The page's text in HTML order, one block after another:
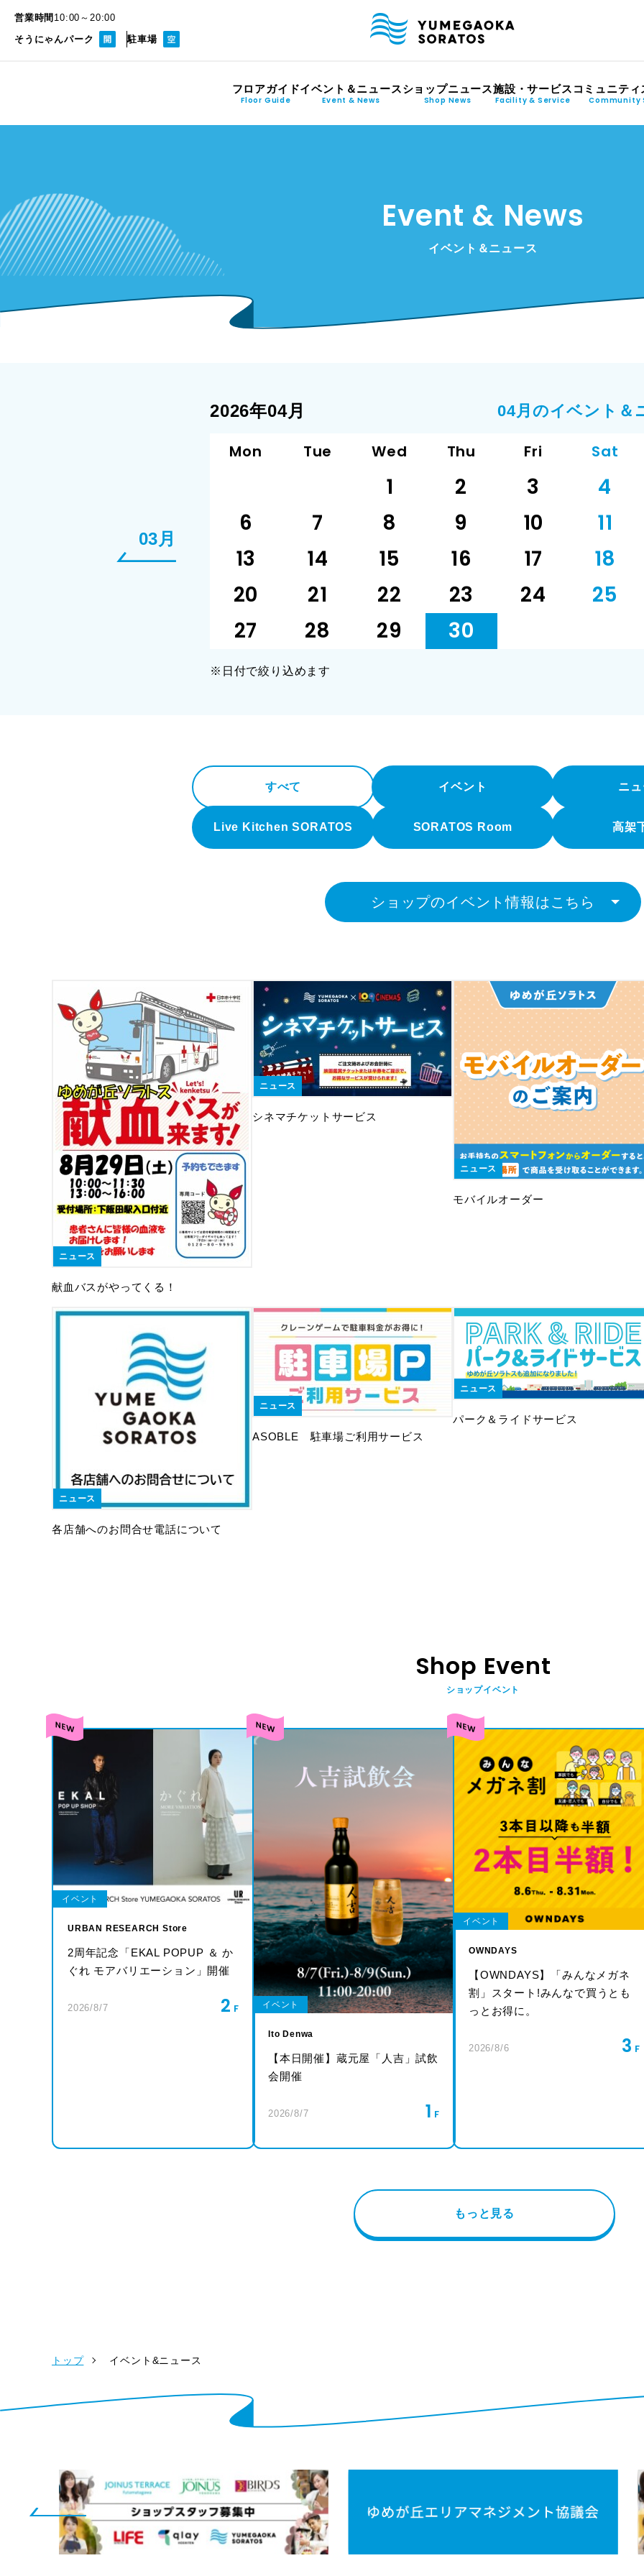
営業時間 10:00～20:00
そうにゃんパーク
駐車場
フロアガイド
Floor Guide
イベント＆ニュース
Event & News
ショップニュース
Shop News
施設・サービス
Facility & Service
コミュニティ
Community
Event & News
イベント＆ニュース
03月
2026年04月 04月のイベント＆
Mon Tue Wed Thu Fri Sat
1 2 3 4
6
7 8 9 10 11
13
14 15 16 17 18
20
21 22 23 24 25
27
28 29 30
※日付で絞り込めます
すべて イベント ニ
Live Kitchen SORATOS SORATOS Room 高架
ショップのイベント情報はこちら
ニュース
献血バスがやってくる！
ニュース
シネマチケットサービス
ニュース
モバイルオーダー
ニュース
各店舗へのお問合せ電話について
ニュース
ASOBLE 駐車場ご利用サービス
ニュース
パーク＆ライドサービス
Shop Event
ショップイベント
イベント
URBAN RESEARCH Store
2周年記念「EKAL POPUP ＆ か
ぐれ モアバリエーション」開催
2026/8/7 2 イベント
Ito Denwa
【本日開催】蔵元屋「人吉」試飲
会開催
2026/8/7 1
イベント
OWNDAYS
【OWNDAYS】「みんなメガネ
割」スタート!みんなで買うとも
っとお得に。
2026/8/6 3
もっと見る
トップ イベント&ニュース